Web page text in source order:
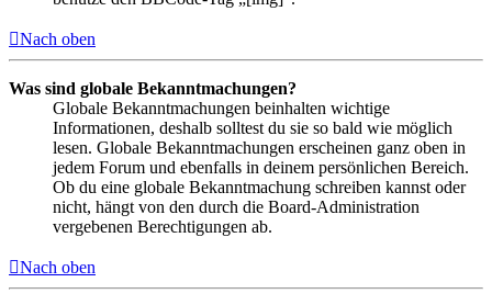
Nach oben
Was sind globale Bekanntmachungen?
Globale Bekanntmachungen beinhalten wichtige
Informationen, deshalb solltest du sie so bald wie möglich
lesen. Globale Bekanntmachungen erscheinen ganz oben in
jedem Forum und ebenfalls in deinem persönlichen Bereich.
Ob du eine globale Bekanntmachung schreiben kannst oder
nicht, hängt von den durch die Board-Administration
vergebenen Berechtigungen ab.
Nach oben